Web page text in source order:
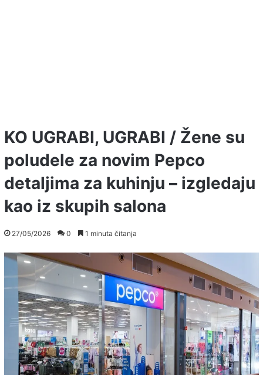
KO UGRABI, UGRABI / Žene su
poludele za novim Pepco
detaljima za kuhinju – izgledaju
kao iz skupih salona
27/05/2026 0 1 minuta čitanja